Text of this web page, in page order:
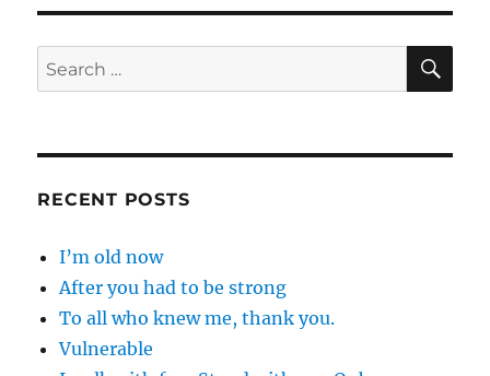
Search
for:
RECENT POSTS
I’m old now
After you had to be strong
To all who knew me, thank you.
Vulnerable